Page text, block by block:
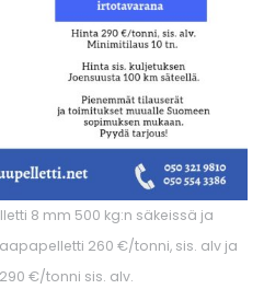
8 mm 500 kg:n säkeissä ja
260 €/tonni, sis. alv ja
€/tonni sis. alv.